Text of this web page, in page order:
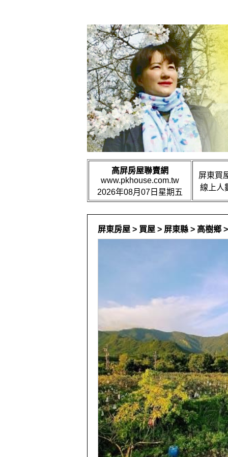
高屏房屋聯賣網
www.pkhouse.com.tw
2026年08月07日星期五
屏東買
線上人
屏東房屋 > 買屋 > 屏東縣 > 高樹鄉